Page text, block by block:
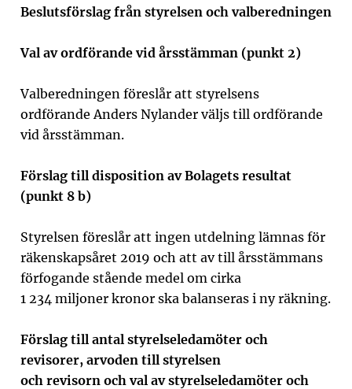
Beslutsförslag från styrelsen och valberedningen
Val av ordförande vid årsstämman (punkt 2)
Valberedningen föreslår att styrelsens
ordförande Anders Nylander väljs till ordförande
vid årsstämman.
Förslag till disposition av Bolagets resultat
(punkt 8 b)
Styrelsen föreslår att ingen utdelning lämnas för
räkenskapsåret 2019 och att av till årsstämmans
förfogande stående medel om cirka
1 234 miljoner kronor ska balanseras i ny räkning.
Förslag till antal styrelseledamöter och
revisorer, arvoden till styrelsen
och revisorn och val av styrelseledamöter och